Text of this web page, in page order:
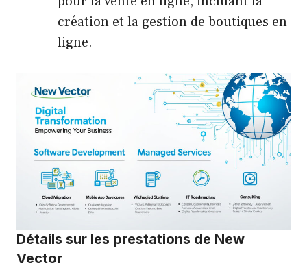
création et la gestion de boutiques en
ligne.
Détails sur les prestations de New
Vector